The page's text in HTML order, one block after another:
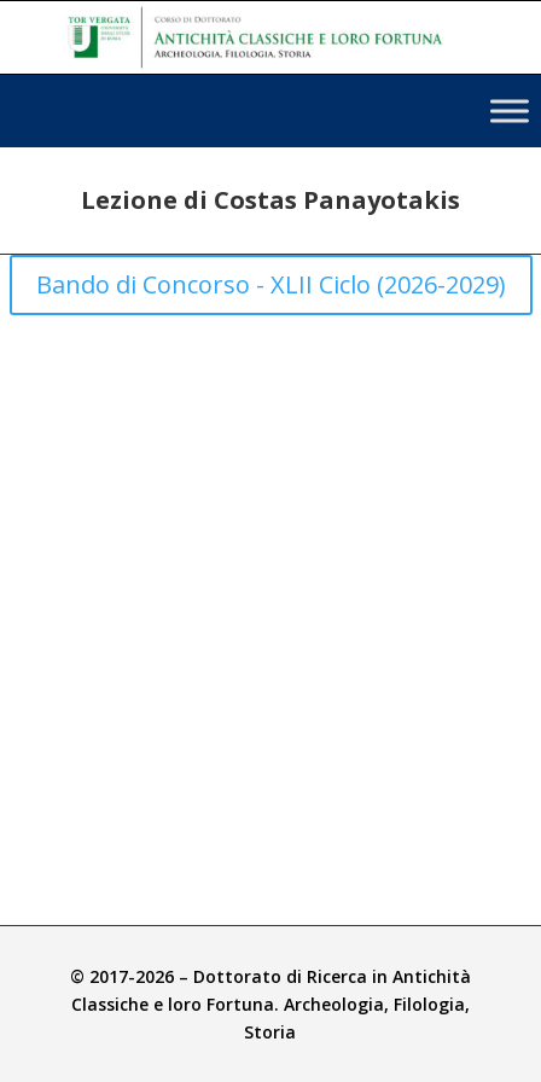
Lezione di Costas Panayotakis
Bando di Concorso - XLII Ciclo (2026-2029)
© 2017-2026 – Dottorato di Ricerca in Antichità
Classiche e loro Fortuna. Archeologia, Filologia,
Storia